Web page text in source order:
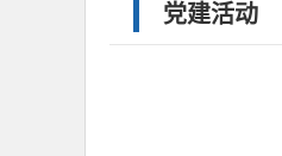
党建活动